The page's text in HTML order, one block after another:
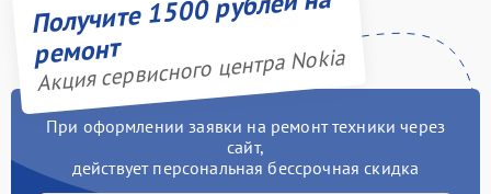
ремонт
Акция сервисного центра Nokia
При оформлении заявки на ремонт техники через
сайт,
действует персональная бессрочная скидка